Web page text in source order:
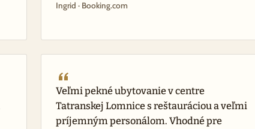
Ingrid · Booking.com
Veľmi pekné ubytovanie v centre
Tatranskej Lomnice s reštauráciou a veľmi
príjemným personálom. Vhodné pre